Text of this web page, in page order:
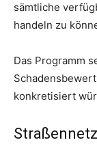
sämtliche
handeln zu
Das Programm
konkretisiert